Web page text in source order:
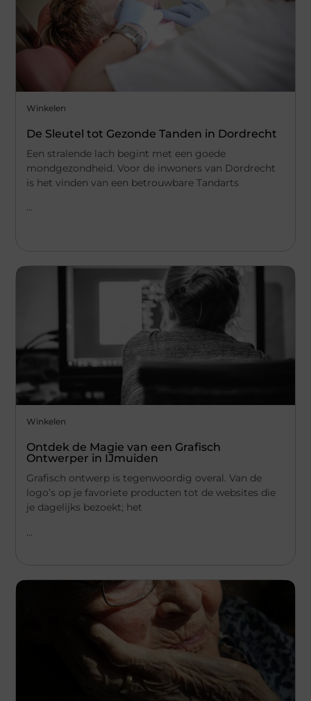
Winkelen
De Sleutel tot Gezonde Tanden in Dordrecht
Een stralende lach begint met een goede
mondgezondheid. Voor de inwoners van Dordrecht
is het vinden van een betrouwbare Tandarts
...
Winkelen
Ontdek de Magie van een Grafisch
Ontwerper in IJmuiden
Grafisch ontwerp is tegenwoordig overal. Van de
logo’s op je favoriete producten tot de websites die
je dagelijks bezoekt; het
...